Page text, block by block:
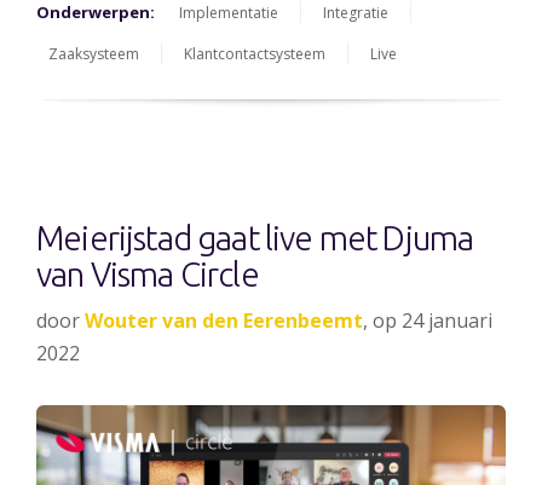
Onderwerpen: Implementatie
Integratie
Zaaksysteem
Klantcontactsysteem Live
Meierijstad gaat live met Djuma
van Visma Circle
doorWouter van den Eerenbeemt, op 24 januari
2022